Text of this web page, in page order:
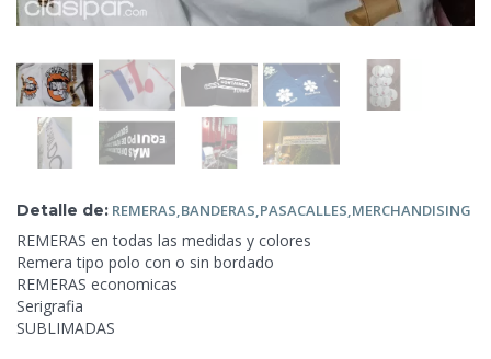
Detalle de: REMERAS,BANDERAS,PASACALLES,MERCHANDISING
REMERAS en todas las medidas y colores
Remera tipo polo con o sin bordado
REMERAS economicas
Serigrafia
SUBLIMADAS